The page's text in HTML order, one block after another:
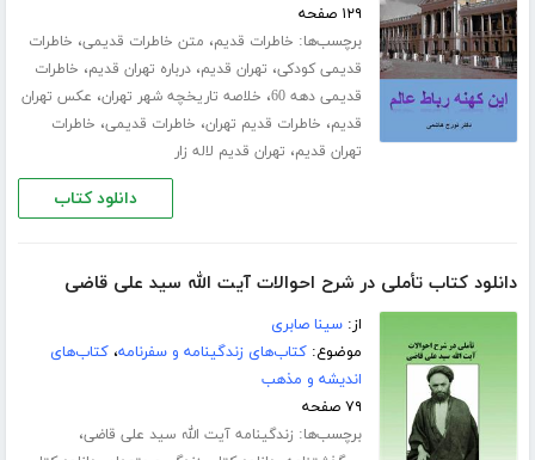
۱۲۹ صفحه
برچسب‌ها: خاطرات قدیم، متن خاطرات قدیمی، خاطرات
قدیمی کودکی، تهران قدیم،درباره تهران قدیم، خاطرات
قدیمی دهه 60
، خلاصه تاریخچه شهر تهران، عکس تهران
قدیم، خاطرات قدیم تهران، خاطرات قدیمی، خاطرات
تهران قدیم، تهران قدیم لاله زار
دانلود کتاب
دانلود کتاب تأملی در شرح احوالات آیت الله سید علی قاضی
از:سینا صابری
موضوع:کتاب‌های زندگینامه و سفرنامه،کتاب‌های
اندیشه و مذهب
۷۹ صفحه
برچسب‌ها: زندگینامه آیت الله سید علی قاضی،